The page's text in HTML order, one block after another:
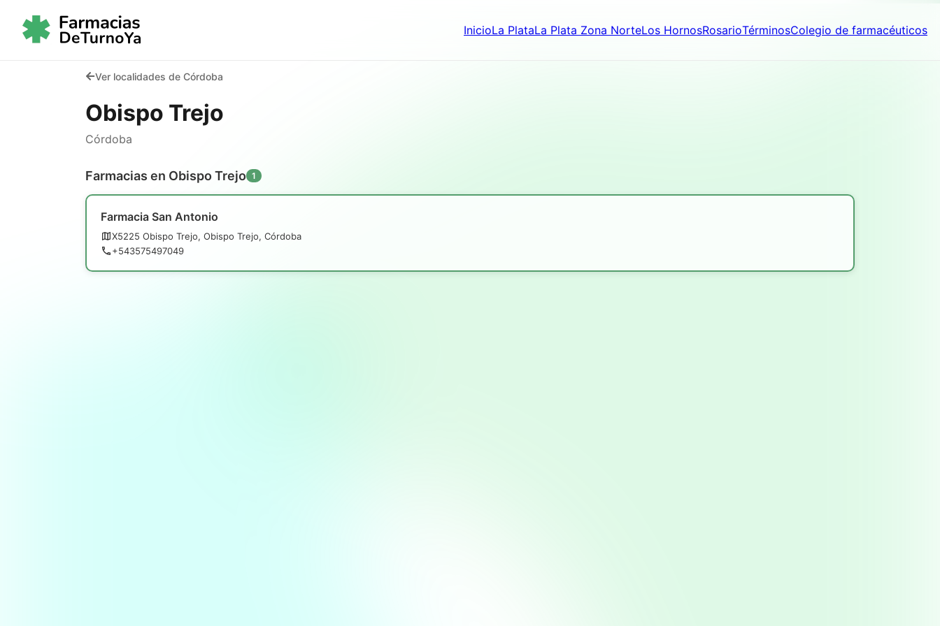
InicioLa PlataLa Plata Zona NorteLos HornosRosarioTérminosColegio de farmacéuticos
Ver localidades de Córdoba
Obispo Trejo
Córdoba
Farmacias en Obispo Trejo 1
Farmacia San Antonio
X5225 Obispo Trejo, Obispo Trejo, Córdoba
+543575497049